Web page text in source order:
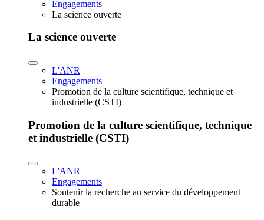
Engagements
La science ouverte
La science ouverte
L'ANR
Engagements
Promotion de la culture scientifique, technique et
industrielle (CSTI)
Promotion de la culture scientifique, technique
et industrielle (CSTI)
L'ANR
Engagements
Soutenir la recherche au service du développement
durable